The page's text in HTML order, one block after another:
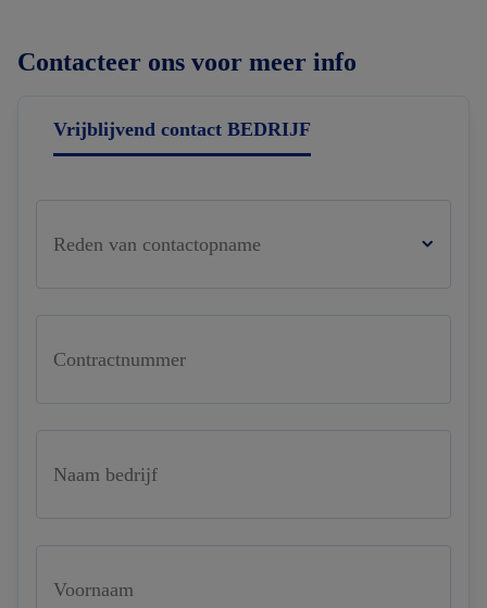
Contacteer ons voor meer info
Vrijblijvend contact BEDRIJF
Reden van contactopname
Contractnummer
Naam bedrijf
Voornaam